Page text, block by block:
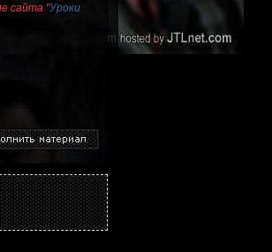
сайта "Уроки